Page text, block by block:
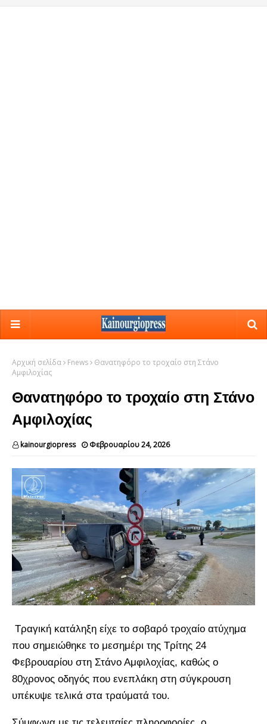
Αρχική σελίδα Fnews
Θανατηφόρο το τροχαίο στη Στάνο
Αμφιλοχίας
Θανατηφόρο το τροχαίο στη Στάνο
Αμφιλοχίας
kainourgiopress Φεβρουαρίου 24, 2026
Τραγική κατάληξη είχε το σοβαρό τροχαίο ατύχημα
που σημειώθηκε το μεσημέρι της Τρίτης 24
Φεβρουαρίου στη Στάνο Αμφιλοχίας, καθώς ο
80χρονος οδηγός που ενεπλάκη στη σύγκρουση
υπέκυψε τελικά στα τραύματά του.